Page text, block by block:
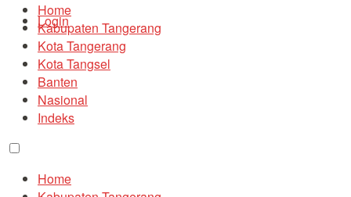
Login
Home
Kabupaten Tangerang
Kota Tangerang
Kota Tangsel
Banten
Nasional
Indeks
Home